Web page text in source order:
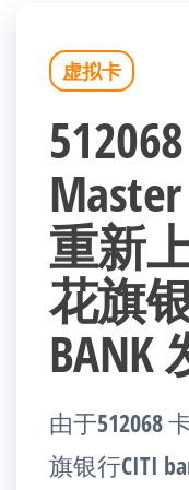
虚拟卡
重新
花旗
BANK
由于512068
旗银行CITI